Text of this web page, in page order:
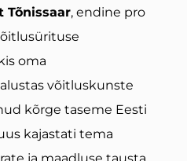
Tõnissaar, endine pro
oma
võitluskunste
kõrge taseme Eesti
kajastati tema